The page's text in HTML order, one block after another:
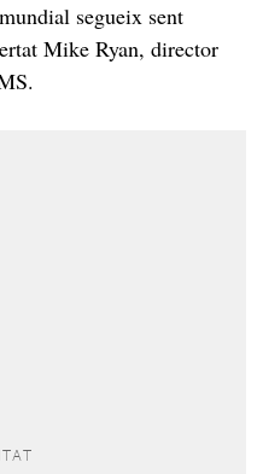
segueix sent
Mike Ryan, director